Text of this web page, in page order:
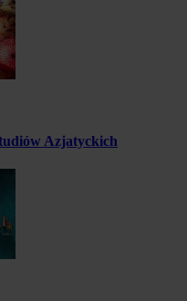
Azjatyckich